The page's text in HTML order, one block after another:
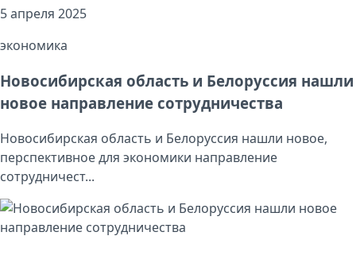
5 апреля 2025
экономика
Новосибирская область и Белоруссия нашли
новое направление сотрудничества
Новосибирская область и Белоруссия нашли новое,
перспективное для экономики направление
сотрудничест...